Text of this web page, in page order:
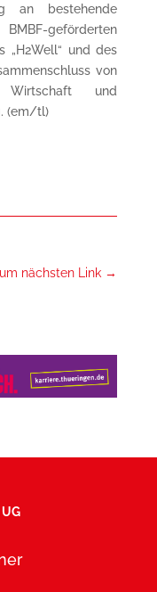
an bestehende
geförderten
„H2Well“ und des
von
und
(em/tl)
nächsten Link →